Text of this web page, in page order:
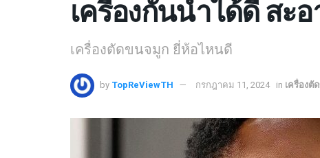
เครื่องกันน้ำได้ดี ส
เครื่องตัดขนจมูก ยี่ห้อไหนดี
by TopReViewTH กรกฎาคม 11, 2024 in เครื่อง